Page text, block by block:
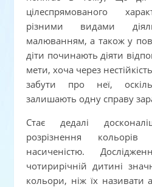
цілеспрямованого
різними видами
малюванням, а також у
діти починають діяти
мети, хоча через
забути про неї,
залишають одну справу
Стає дедалі
розрізнення
насиченістю.
чотирирічній дитині
кольори, ніж їх називати